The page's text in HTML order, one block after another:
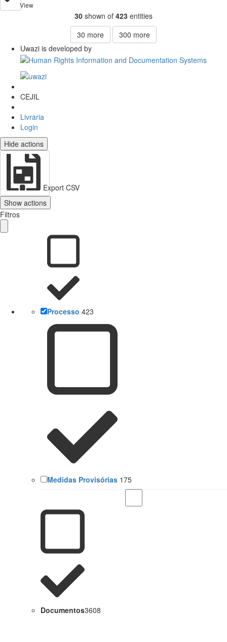
View
30 shown of 423 entities
30 more 300 more
Uwazi is developed by
CEJIL
Livraria
Login
Hide actions
Export CSV
Show actions
Filtros
Processo 423
Medidas Provisórias 175
Documentos3608